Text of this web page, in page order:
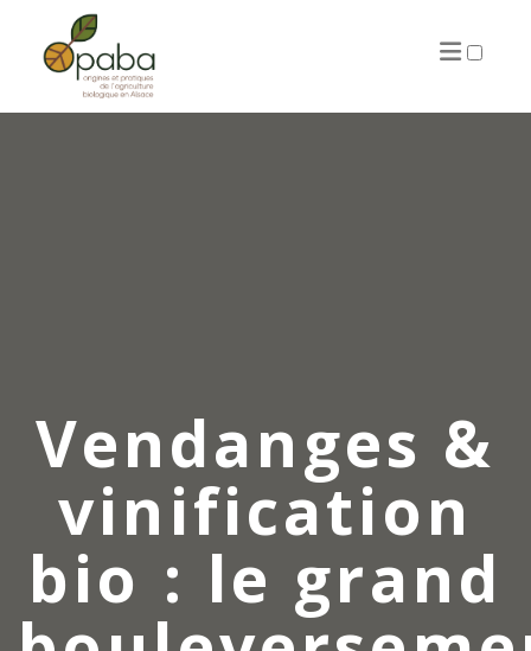
Vendanges &
vinification
bio : le grand